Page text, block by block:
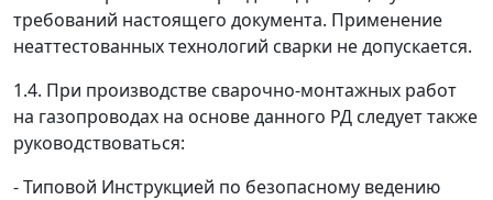
требований настоящего документа. Применение
неаттестованных технологий сварки не допускается.
1.4. При производстве сварочно-монтажных работ
на газопроводах на основе данного РД следует также
руководствоваться:
- Типовой Инструкцией по безопасному ведению